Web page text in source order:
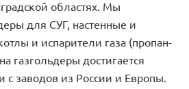
областях. Мы
для СУГ, настенные и
и испарители газа (пропан-
газгольдеры достигается
с заводов из России и Европы.